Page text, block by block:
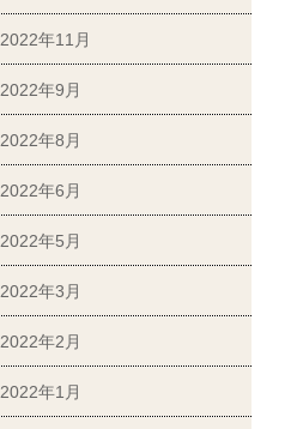
2022年11月
2022年9月
2022年8月
2022年6月
2022年5月
2022年3月
2022年2月
2022年1月